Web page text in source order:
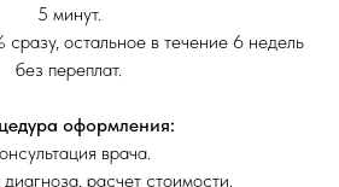
5 минут.
остальное в течение 6 недель
без переплат.
оформления:
врача.
расчет стоимости.